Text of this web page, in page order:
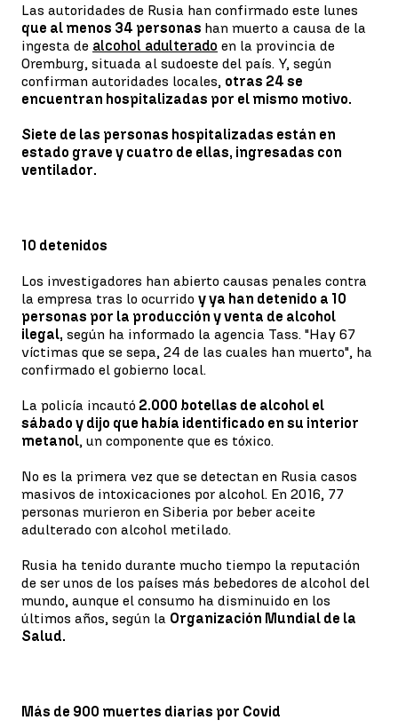
Las autoridades de Rusia han confirmado este lunes
que al menos 34 personas han muerto a causa de la
ingesta de alcohol adulterado en la provincia de
Oremburg, situada al sudoeste del país. Y, según
confirman autoridades locales, otras 24 se
encuentran hospitalizadas por el mismo motivo.
Siete de las personas hospitalizadas están en
estado grave y cuatro de ellas, ingresadas con
ventilador.
10 detenidos
Los investigadores han abierto causas penales contra
la empresa tras lo ocurrido y ya han detenido a 10
personas por la producción y venta de alcohol
ilegal, según ha informado la agencia Tass. "Hay 67
víctimas que se sepa, 24 de las cuales han muerto", ha
confirmado el gobierno local.
La policía incautó 2.000 botellas de alcohol el
sábado y dijo que había identificado en su interior
metanol, un componente que es tóxico.
No es la primera vez que se detectan en Rusia casos
masivos de intoxicaciones por alcohol. En 2016, 77
personas murieron en Siberia por beber aceite
adulterado con alcohol metilado.
Rusia ha tenido durante mucho tiempo la reputación
de ser unos de los países más bebedores de alcohol del
mundo, aunque el consumo ha disminuido en los
últimos años, según la Organización Mundial de la
Salud.
Más de 900 muertes diarias por Covid